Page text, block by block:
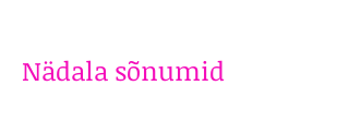
Nädala sõnumid